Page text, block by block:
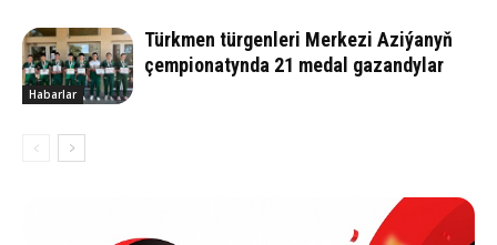
Habarlar
Türkmen türgenleri Merkezi Aziýanyň
çempionatynda 21 medal gazandylar